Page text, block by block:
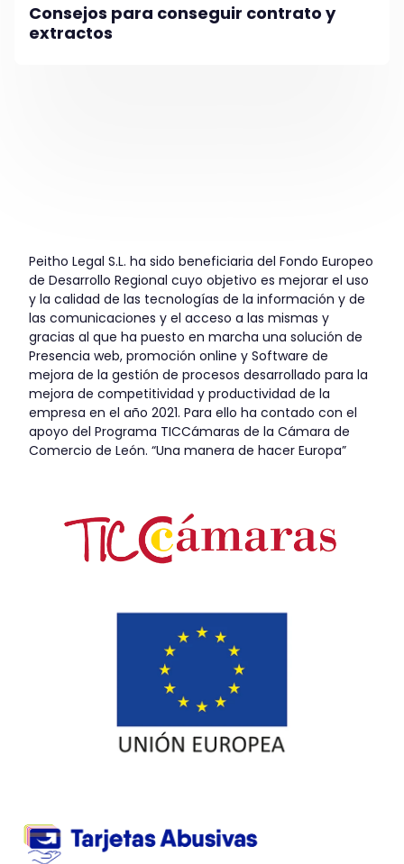
Consejos para conseguir contrato y
extractos
Peitho Legal S.L. ha sido beneficiaria del Fondo Europeo
de Desarrollo Regional cuyo objetivo es mejorar el uso
y la calidad de las tecnologías de la información y de
las comunicaciones y el acceso a las mismas y
gracias al que ha puesto en marcha una solución de
Presencia web, promoción online y Software de
mejora de la gestión de procesos desarrollado para la
mejora de competitividad y productividad de la
empresa en el año 2021. Para ello ha contado con el
apoyo del Programa TICCámaras de la Cámara de
Comercio de León. “Una manera de hacer Europa”